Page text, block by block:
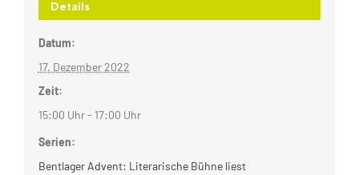
Details
Datum:
17. Dezember 2022
Zeit:
15:00 Uhr - 17:00 Uhr
Serien:
Bentlager Advent: Literarische Bühne liest